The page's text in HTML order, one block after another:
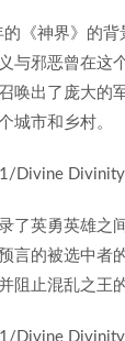
《神界》的背
与邪恶曾在这
唤出了庞大的
城市和乡村。
了英勇英雄之
言的被选中者
阻止混乱之王